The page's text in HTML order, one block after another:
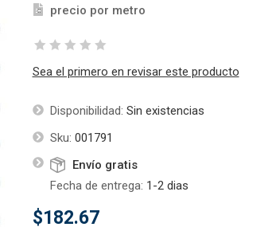
precio por metro
Sea el primero en revisar este producto
Disponibilidad: Sin existencias
Sku: 001791
Envío gratis
Fecha de entrega: 1-2 dias
$182.67